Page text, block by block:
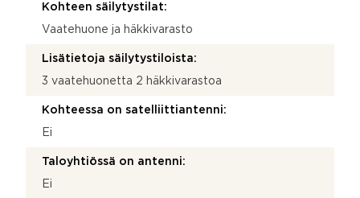
Kohteen säilytystilat:
Vaatehuone ja häkkivarasto
Lisätietoja säilytystiloista:
3 vaatehuonetta 2 häkkivarastoa
Kohteessa on satelliittiantenni:
Ei
Taloyhtiössä on antenni:
Ei